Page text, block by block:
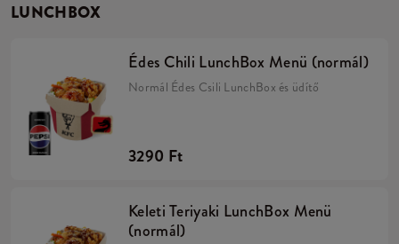
LUNCHBOX
Édes Chili LunchBox Menü (normál)
Normál Édes Csili LunchBox és üdítő
3290 Ft
Keleti Teriyaki LunchBox Menü
(normál)